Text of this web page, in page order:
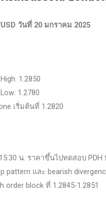
วันที่ 20 มกราคม 2025
1.2850
1.2780
เริ่มต้นที่ 1.2820
น. ราคาขึ้นไปทดสอบ PDH
pattern และ bearish
order block ที่ 1.2845-1.2851